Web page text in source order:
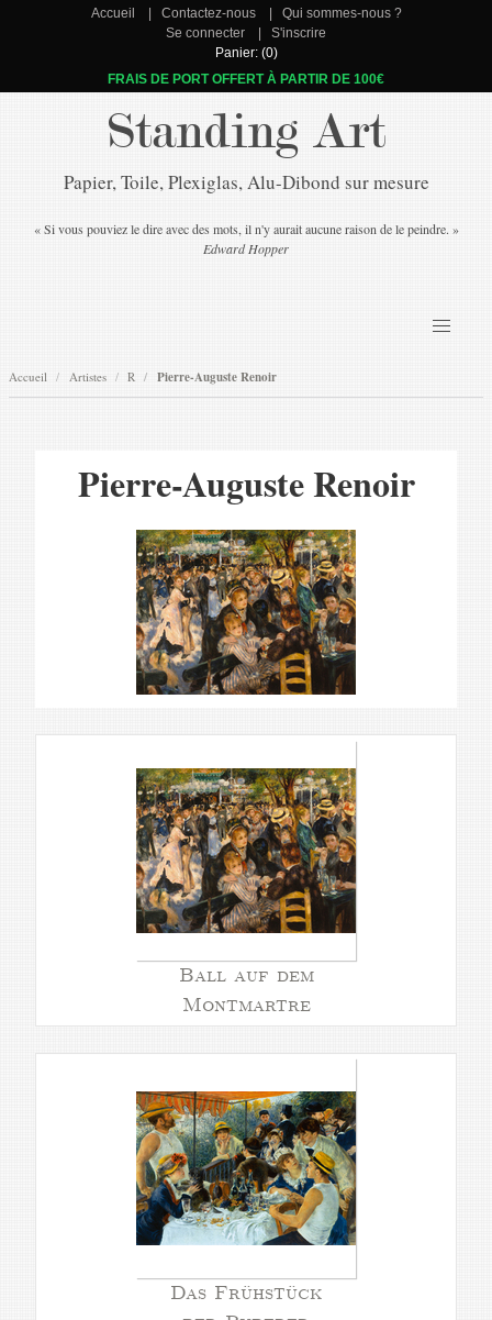
Accueil Contactez-nous
Qui sommes-nous ?
Se connecter
S'inscrire
Panier: (0)
FRAIS DE PORT OFFERT À PARTIR DE 100€
Standing Art
Papier, Toile, Plexiglas, Alu-Dibond sur mesure
« Si vous pouviez le dire avec des mots, il n'y aurait aucune raison de le peindre. »
Edward Hopper
Accueil Artistes R Pierre-Auguste Renoir
Pierre-Auguste Renoir
Ball auf dem
Montmartre
Das Frühstück